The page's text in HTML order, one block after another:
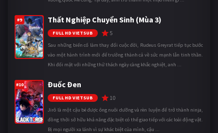
#9 Thất Nghiệp Chuyển Sinh (Mùa 3)
FULL HD VIETSUB 5
Sau những biến cố làm thay đổi cuộc đời, Rudeus Greyrat tiếp tục bước
vào một hành trình mới để trưởng thành cả về sức mạnh lẫn tinh thần.
Khi đối mặt với những thử thách ngày càng khắc nghiệt, anh ...
#10 Đuốc Đen
FULL HD VIETSUB 10
Jirô là một cậu bé được ông nuôi dưỡng và rèn luyện để trở thành ninja,
đồng thời sở hữu khả năng đặc biệt có thể giao tiếp với các loài động vật.
Bị mọi người xa lánh vì sự khác biệt của mình, cậu ...